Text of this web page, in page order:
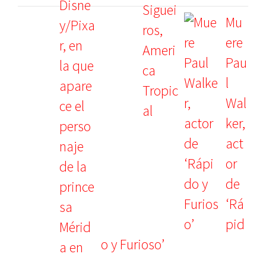
Mu
ere
Pau
l
Wal
ker,
act
or
de
‘Rá
pid
o y Furioso’